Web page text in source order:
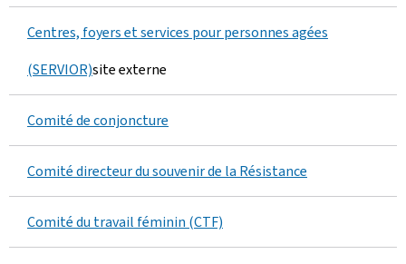
Centres, foyers et services pour personnes agées
(SERVIOR)site externe
Comité de conjoncture
Comité directeur du souvenir de la Résistance
Comité du travail féminin (CTF)